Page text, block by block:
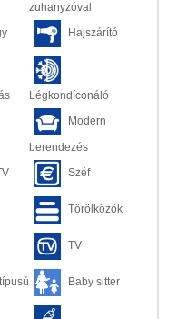
zuhanyzóval
Hajszárító
Légkondíconáló
Modern
berendezés
Széf
Törölközők
TV
Baby sitter